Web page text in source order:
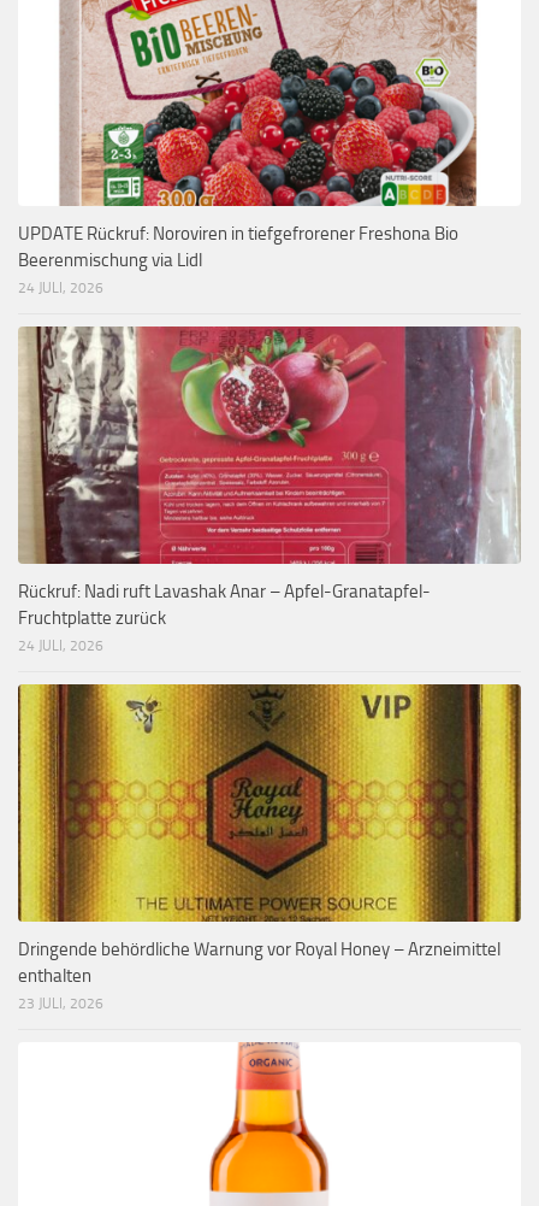
UPDATE Rückruf: Noroviren in tiefgefrorener Freshona Bio
Beerenmischung via Lidl
24 JULI, 2026
Rückruf: Nadi ruft Lavashak Anar – Apfel-Granatapfel-
Fruchtplatte zurück
24 JULI, 2026
Dringende behördliche Warnung vor Royal Honey – Arzneimittel
enthalten
23 JULI, 2026